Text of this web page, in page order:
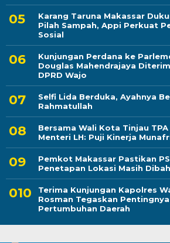
Karang Taruna Makassar
Pilah Sampah, Appi Perkuat
Sosial
Kunjungan Perdana ke
Douglas Mahendrajaya
DPRD Wajo
Selfi Lida Berduka, Ayahnya
Rahmatullah
Bersama Wali Kota Tinjau
Menteri LH: Puji Kinerja
Pemkot Makassar Pastikan
Penetapan Lokasi Masih
Terima Kunjungan Kapolres
Rosman Tegaskan
Pertumbuhan Daerah